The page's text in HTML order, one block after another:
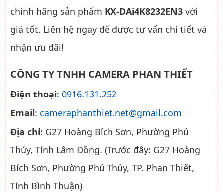
chính hãng sản phẩm KX-DAi4K8232EN3 với
giá tốt. Liên hệ ngay để được tư vấn chi tiết và
nhận ưu đãi!
CÔNG TY TNHH CAMERA PHAN THIẾT
Điện thoại: 0916.131.252
Email: cameraphanthiet.net@gmail.com
Địa chỉ: G27 Hoàng Bích Sơn, Phường Phú
Thủy, Tỉnh Lâm Đồng. (Trước đây: G27 Hoàng
Bích Sơn, Phường Phú Thủy, TP. Phan Thiết,
Tỉnh Bình Thuận)